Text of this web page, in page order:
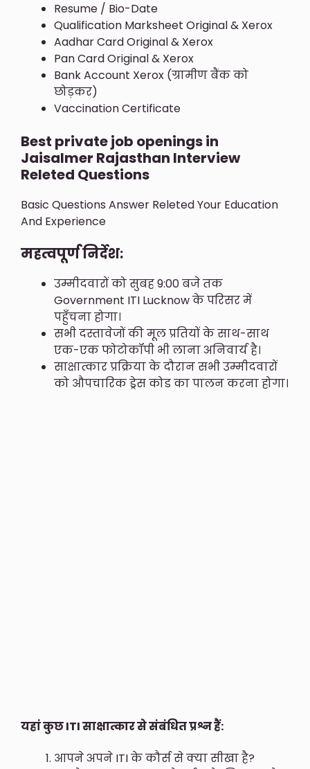
Resume / Bio-Date
Qualification Marksheet Original & Xerox
Aadhar Card Original & Xerox
Pan Card Original & Xerox
Bank Account Xerox (ग्रामीण बैंक को
छोड़कर)
Vaccination Certificate
Best private job openings in
Jaisalmer Rajasthan Interview
Releted Questions
Basic Questions Answer Releted Your Education
And Experience
महत्वपूर्ण निर्देश:
उम्मीदवारों को सुबह 9:00 बजे तक
Government ITI Lucknow के परिसर में
पहुँचना होगा।
सभी दस्तावेजों की मूल प्रतियों के साथ-साथ
एक-एक फोटोकॉपी भी लाना अनिवार्य है।
साक्षात्कार प्रक्रिया के दौरान सभी उम्मीदवारों
को औपचारिक ड्रेस कोड का पालन करना होगा।
यहां कुछ ITI साक्षात्कार से संबंधित प्रश्न हैं:
आपने अपने ITI के कौर्स से क्या सीखा है?